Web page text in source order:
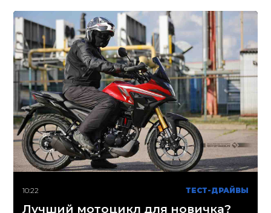
10:22 ТЕСТ-ДРАЙВЫ
Лучший мотоцикл для новичка?